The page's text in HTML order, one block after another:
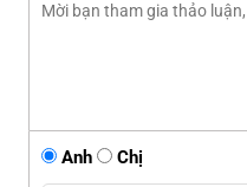
Anh Chị